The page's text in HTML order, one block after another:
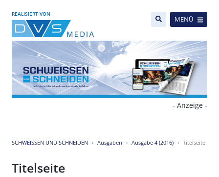
REALISIERT VON
MENÜ
- Anzeige -
SCHWEISSEN UND SCHNEIDEN Ausgaben Ausgabe 4 (2016) Titelseite
Titelseite